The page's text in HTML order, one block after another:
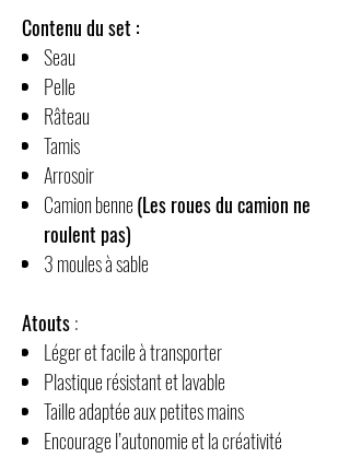
Contenu du set :
Seau
Pelle
Râteau
Tamis
Arrosoir
Camion benne(Les roues du camion ne
roulent pas)
3 moules à sable
Atouts:
Léger et facile à transporter
Plastique résistant et lavable
Taille adaptée aux petites mains
Encourage l’autonomie et la créativité